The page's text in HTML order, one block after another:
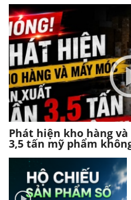
Phát hiện kho hàng
3,5 tấn mỹ phẩm